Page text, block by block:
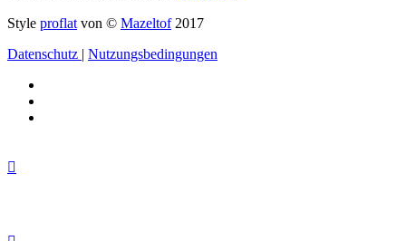
Style proflat von © Mazeltof2017
Datenschutz | Nutzungsbedingungen